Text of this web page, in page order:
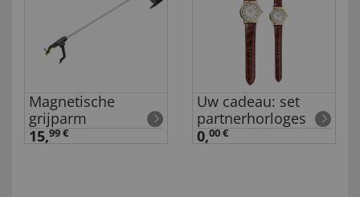
Magnetische
grijparm
15,99 €
Uw cadeau: set
partnerhorloges
0,00 €